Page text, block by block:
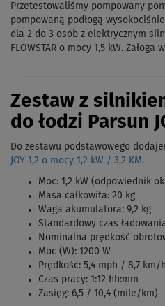
Przetestowaliśmy pompowany
pompowaną podłogą
dla 2 do 3 osób z elektrycznym
FLOWSTAR o mocy 1,5 kW. Załoga
Zestaw z
do łodzi Parsun
Do zestawu podstawowego
JOY 1,2 o mocy 1,2 kW / 3,2 KM.
Moc: 1,2 kW (odpowiednik
Masa całkowita: 20 kg
Waga akumulatora: 9,2 kg
Standardowy czas
Nominalna prędkość
Moc (W): 1200 W
Prędkość: 5,4 mph / 8,7 km/h
Czas pracy: 1:12 hh:mm
Zasięg: 6,5 / 10,4 (mile/km)